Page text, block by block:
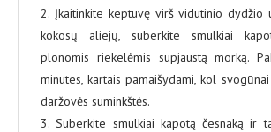
2. Įkaitinkite keptuvę virš vidutinio dydžio
kokosų aliejų, suberkite smulkiai
plonomis riekelėmis supjaustą morką.
minutes, kartais pamaišydami, kol
daržovės suminkštės.
3. Suberkite smulkiai kapotą česnaką ir